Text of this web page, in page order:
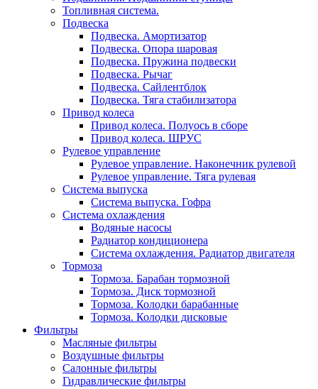
Топливная система.
Подвеска
Подвеска. Амортизатор
Подвеска. Опора шаровая
Подвеска. Пружина подвески
Подвеска. Рычаг
Подвеска. Сайлентблок
Подвеска. Тяга стабилизатора
Привод колеса
Привод колеса. Полуось в сборе
Привод колеса. ШРУС
Рулевое управление
Рулевое управление. Наконечник рулевой
Рулевое управление. Тяга рулевая
Система выпуска
Система выпуска. Гофра
Система охлаждения
Водяные насосы
Радиатор кондиционера
Система охлаждения. Радиатор двигателя
Тормоза
Тормоза. Барабан тормозной
Тормоза. Диск тормозной
Тормоза. Колодки барабанные
Тормоза. Колодки дисковые
Фильтры
Масляные фильтры
Воздушные фильтры
Салонные фильтры
Гидравлические фильтры